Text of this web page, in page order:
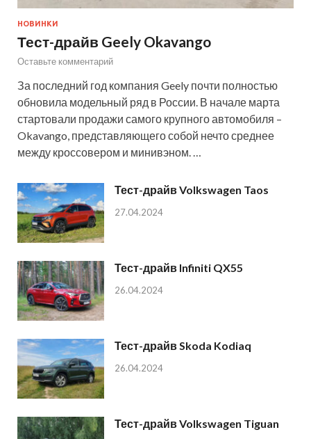
НОВИНКИ
Тест-драйв Geely Okavango
Оставьте комментарий
За последний год компания Geely почти полностью
обновила модельный ряд в России. В начале марта
стартовали продажи самого крупного автомобиля –
Okavango, представляющего собой нечто среднее
между кроссовером и минивэном. …
Тест-драйв Volkswagen Taos
27.04.2024
Тест-драйв Infiniti QX55
26.04.2024
Тест-драйв Skoda Kodiaq
26.04.2024
Тест-драйв Volkswagen Tiguan